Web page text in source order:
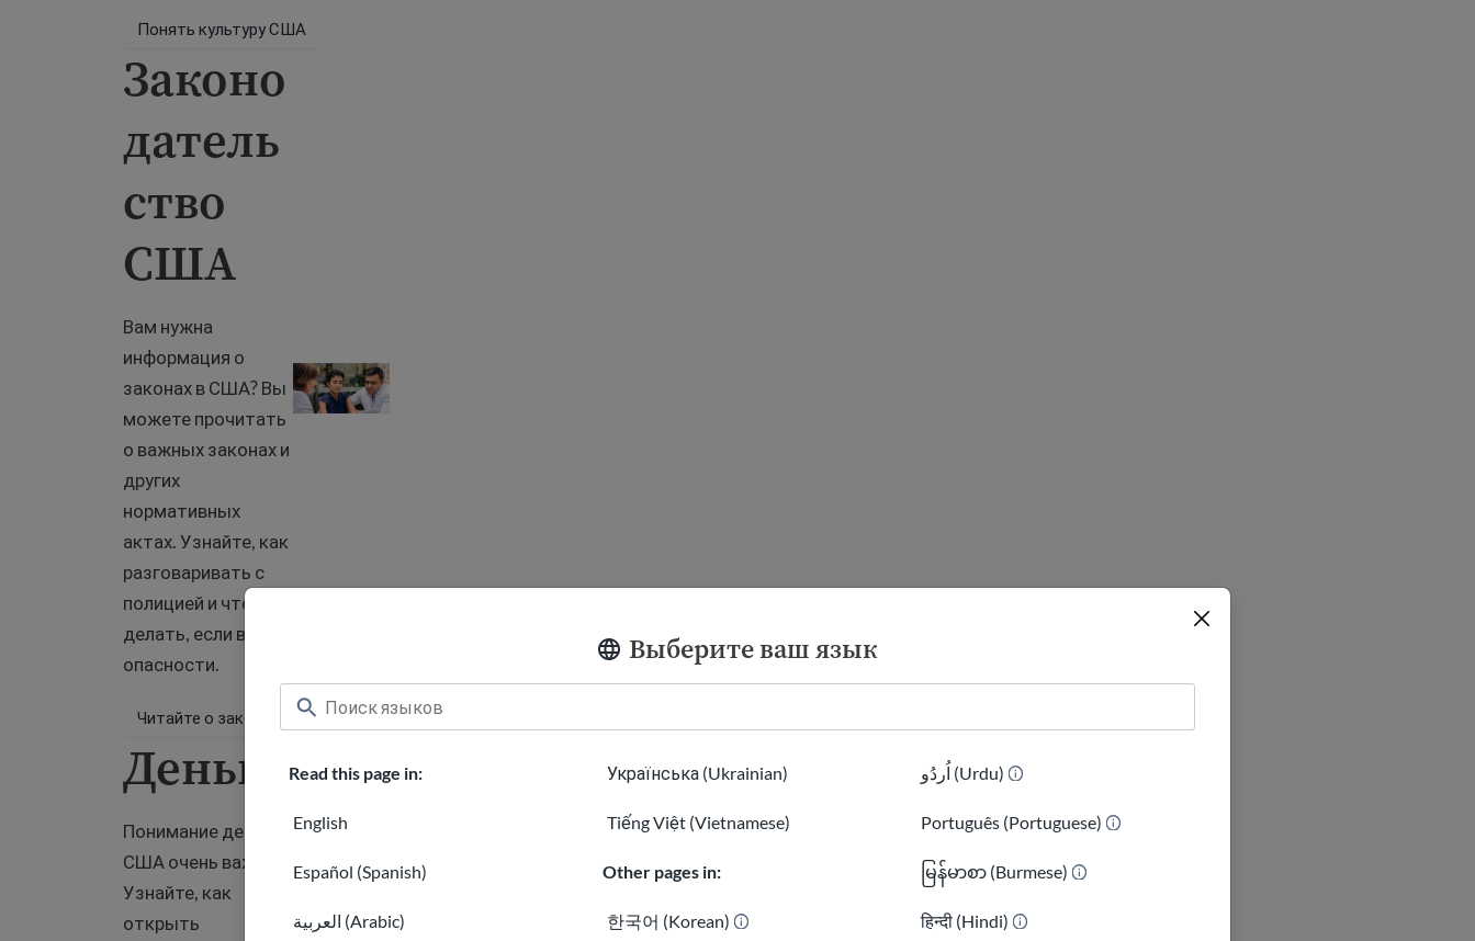
Выберите ваш язык
Read this page in:
English
Español (Spanish)
العربية (Arabic)
Українська (Ukrainian)
Tiếng Việt (Vietnamese)
Other pages in:
한국어 (Korean)
اُردُو (Urdu)
Português (Portuguese)
မြန်မာစာ (Burmese)
हिन्दी (Hindi)
Понять культуру США
Законо
датель
ство
США
Вам нужна
информация о
законах в США? Вы
можете прочитать
о важных законах и
других
нормативных
актах. Узнайте, как
разговаривать с
полицией и что
делать, если вы в
опасности.
Читайте о законах
Законодательство США
Деньги
Понимание денег в
США очень важно.
Узнайте, как
открыть